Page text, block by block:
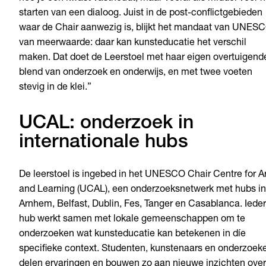
starten van een dialoog. Juist in de post-conflictgebieden
waar de Chair aanwezig is, blijkt het mandaat van
van meerwaarde: daar kan kunsteducatie het verschil
maken. Dat doet de Leerstoel met haar eigen
blend van onderzoek en onderwijs, en met twee voeten
stevig in de klei.”
UCAL: onderzoek in
internationale hubs
De leerstoel is ingebed in het UNESCO Chair Centre for
and Learning (UCAL), een onderzoeksnetwerk met hubs in
Arnhem, Belfast, Dublin, Fes, Tanger en Casablanca.
hub werkt samen met lokale gemeenschappen om te
onderzoeken wat kunsteducatie kan betekenen in díe
specifieke context. Studenten, kunstenaars en